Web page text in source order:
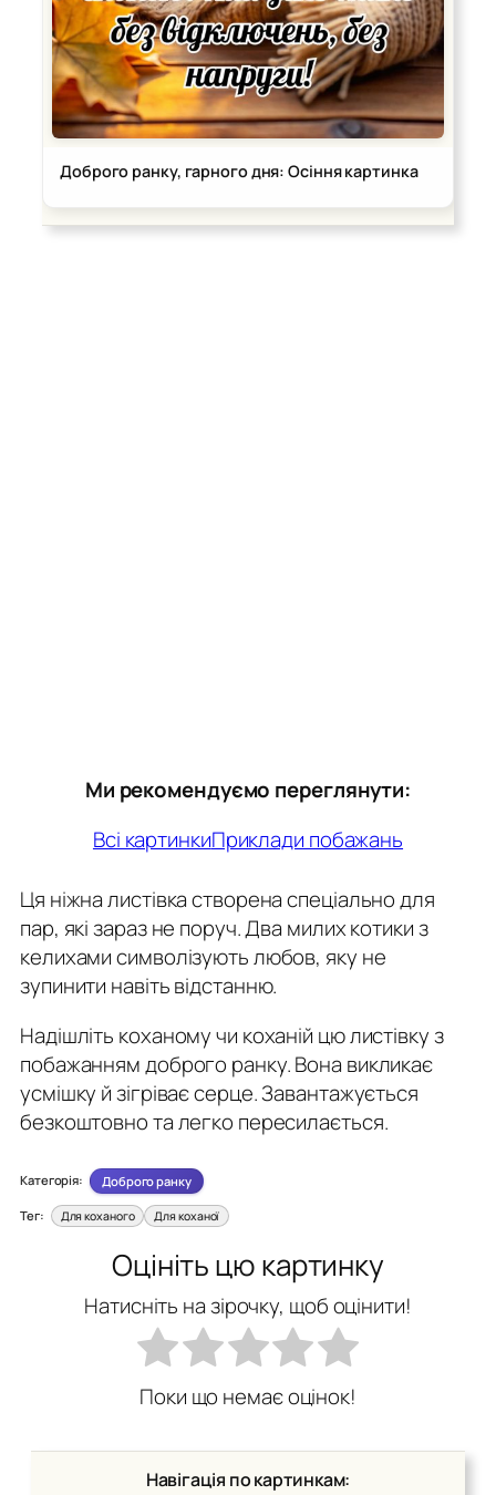
Доброго ранку, гарного дня: Осіння картинка
Ми рекомендуємо переглянути:
Всі картинкиПриклади побажань
Ця ніжна листівка створена спеціально для
пар, які зараз не поруч. Два милих котики з
келихами символізують любов, яку не
зупинити навіть відстанню.
Надішліть коханому чи коханій цю листівку з
побажанням доброго ранку. Вона викликає
усмішку й зігріває серце. Завантажується
безкоштовно та легко пересилається.
Категорія: Доброго ранку
Тег: Для коханого Для коханої
Оцініть цю картинку
Натисніть на зірочку, щоб оцінити!
Поки що немає оцінок!
Навігація по картинкам: